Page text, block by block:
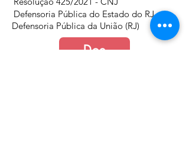
Defensoria Pública do Estado do RJ
Defensoria Pública da União (RJ)
Doe